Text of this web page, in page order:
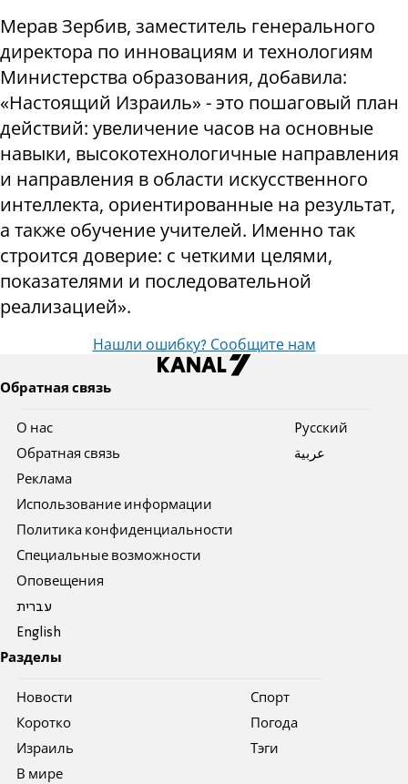
Мерав Зербив, заместитель генерального
директора по инновациям и технологиям
Министерства образования, добавила:
«Настоящий Израиль» - это пошаговый план
действий: увеличение часов на основные
навыки, высокотехнологичные направления
и направления в области искусственного
интеллекта, ориентированные на результат,
а также обучение учителей. Именно так
строится доверие: с четкими целями,
показателями и последовательной
реализацией».
Нашли ошибку? Сообщите нам
Обратная связь
О нас
Обратная связь
Реклама
Использование информации
Политика конфиденциальности
Специальные возможности
Оповещения
עברית
English
Pусский
عربية
Разделы
Новости
Коротко
Израиль
В мире
Спорт
Погода
Тэги